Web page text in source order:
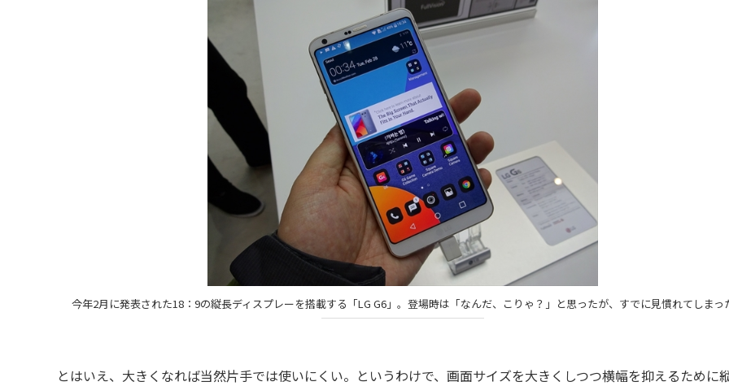
今年2月に発表された18：9の縦長ディスプレーを搭載する「LG G6」。登場時は「なんだ、こりゃ？」と思ったが、すでに見慣れてしまっ
とはいえ、大きくなれば当然片手では使いにくい。というわけで、画面サイズを大きくしつつ横幅を抑えるために